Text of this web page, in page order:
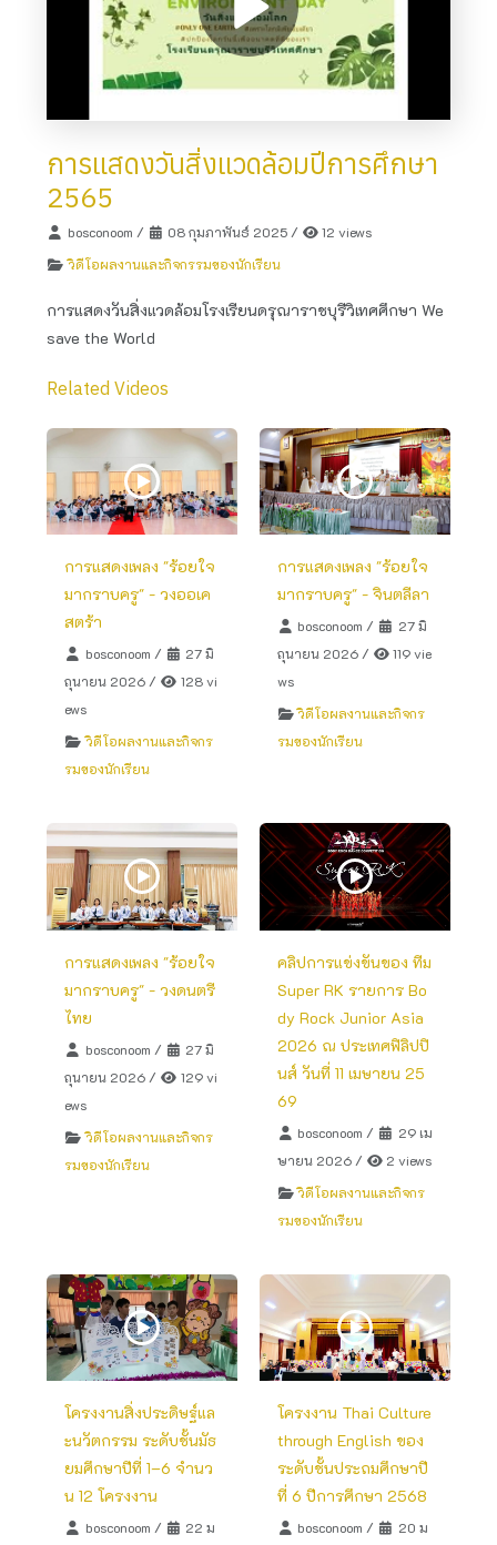
การแสดงวันสิ่งแวดล้อมปีการศึกษา
2565
bosconoom / 08 กุมภาพันธ์ 2025/
12 views
วิดีโอผลงานและกิจกรรมของนักเรียน
การแสดงวันสิ่งแวดล้อมโรงเรียนดรุณาราชบุรีวิเทศศึกษา We
save the World
Related Videos
การแสดงเพลง "ร้อยใจ
มากราบครู" - วงออเค
สตร้า
bosconoom /
27 มิ
ถุนายน 2026 /
128 vi
ews
วิดีโอผลงานและกิจกร
รมของนักเรียน
การแสดงเพลง "ร้อยใจ
มากราบครู" - จินตลีลา
bosconoom /
27 มิ
ถุนายน 2026/
119 vie
ws
วิดีโอผลงานและกิจกร
รมของนักเรียน
การแสดงเพลง "ร้อยใจ
มากราบครู" - วงดนตรี
ไทย
bosconoom /
27 มิ
ถุนายน 2026 /
129 vi
ews
วิดีโอผลงานและกิจกร
รมของนักเรียน
คลิปการแข่งขันของ ทีม
Super RK รายการ Bo
dy Rock Junior Asia
2026 ณ ประเทศฟิลิปปิ
นส์ วันที่ 11 เมษายน 25
69
bosconoom /
29 เม
ษายน 2026/
2 views
วิดีโอผลงานและกิจกร
รมของนักเรียน
โครงงานสิ่งประดิษฐ์แล
ะนวัตกรรม ระดับชั้นมัธ
ยมศึกษาปีที่ 1–6 จำนว
น 12 โครงงาน
bosconoom /
22 ม
โครงงาน Thai Culture
through English ของ
ระดับชั้นประถมศึกษาปี
ที่ 6 ปีการศึกษา 2568
bosconoom /
20 ม